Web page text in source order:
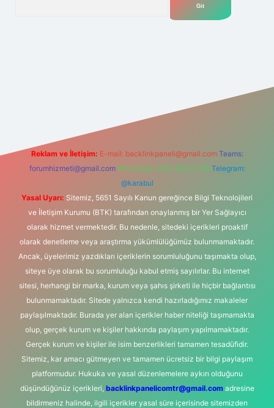
Reklam ve İletişim: E-mail: backlinkpaneli@gmail.com Teams:
forumhizmeti@gmail.com Whatsapp: 0262 606 0 726 Telegram:
@karabul
Yasal Uyarı: Sitemiz, 5651 Sayılı Kanun gereğince Bilgi Teknolojileri
ve İletişim Kurumu (BTK) tarafından onaylanmış bir Yer Sağlayıcı
olarak hizmet vermektedir. Bu nedenle, sitedeki içerikleri proaktif
olarak denetleme veya araştırma yükümlülüğümüz bulunmamaktadır.
Ancak, üyelerimiz yazdıkları içeriklerin sorumluluğunu taşımakta olup,
siteye üye olarak bu sorumluluğu kabul etmiş sayılırlar. Bu internet
sitesi, herhangi bir marka, kurum veya şahıs şirketi ile hiçbir bağlantısı
bulunmamaktadır. Sitede yalnızca kendi hazırladığımız makaleler
paylaşılmaktadır. Burada yer alan içerikler haber niteliği taşımamakta
olup, gerçek kurum ve kişiler hakkında paylaşım yapılmamaktadır.
Gerçek kurum ve kişiler ile isim benzerlikleri tamamen tesadüfidir.
Sitemiz, kar amacı gütmeyen ve tamamen ücretsiz bir bilgi paylaşım
platformudur. Hukuka ve yasal düzenlemelere aykırı olduğunu
düşündüğünüz içerikleri, backlinkpanelicomtr@gmail.comadresine
bildirmeniz halinde, ilgili içerikler yasal süre içerisinde sitemizden